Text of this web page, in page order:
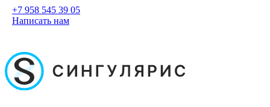
+7 958 545 39 05
Написать нам